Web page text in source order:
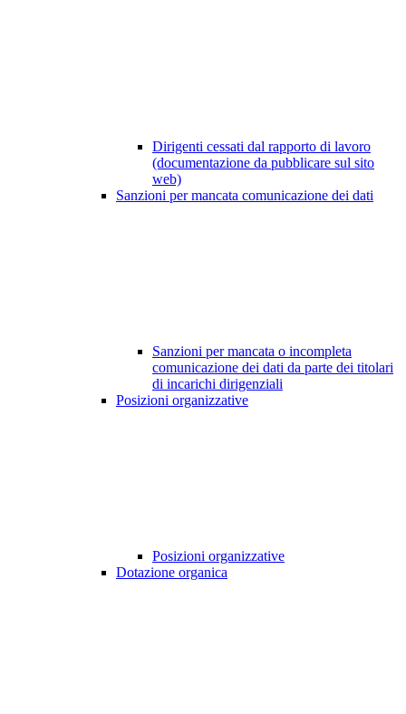
Dirigenti cessati dal rapporto di lavoro
(documentazione da pubblicare sul sito
web)
Sanzioni per mancata comunicazione dei dati
Sanzioni per mancata o incompleta
comunicazione dei dati da parte dei titolari
di incarichi dirigenziali
Posizioni organizzative
Posizioni organizzative
Dotazione organica